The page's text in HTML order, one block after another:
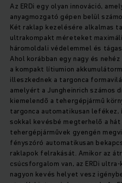
Az ERDi egy olyan innováció,
anyagmozgató gépen belül
Két raklap kezelésére alkalmas
ultrakompakt méreteket
háromoldali védelemmel és
Ahol korábban egy nagy és
a kompakt lítiumion
illeszkednek a targonca
amelyért a Jungheinrich számos
kiemelendő a tehergépjármű
targonca automatikusan lefékez,
sokkal kevésbé megterhelő a hát
tehergépjárművek gyengén
fényszóró automatikusan
raklapok felrakását. Amikor az
csúcsforgalom van, az ERDi
nagyon kevés helyet vesz